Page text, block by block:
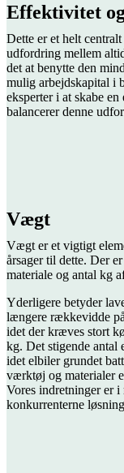
Effektivitet
Dette er et helt
udfordring mellem
det at benytte den
mulig arbejdskapital i
eksperter i at skabe
balancerer denne
Vægt
Vægt er et vigtigt
årsager til dette. Der
materiale og antal kg
Yderligere betyder
længere rækkevidde
idet der kræves stort
kg. Det stigende antal
idet elbiler grundet
værktøj og materialer
Vores indretninger er
konkurrenterne